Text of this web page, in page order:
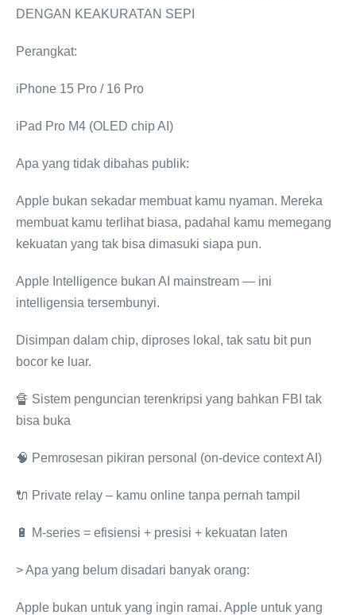
DENGAN KEAKURATAN SEPI
Perangkat:
iPhone 15 Pro / 16 Pro
iPad Pro M4 (OLED chip AI)
Apa yang tidak dibahas publik:
Apple bukan sekadar membuat kamu nyaman. Mereka
membuat kamu terlihat biasa, padahal kamu memegang
kekuatan yang tak bisa dimasuki siapa pun.
Apple Intelligence bukan AI mainstream — ini
intelligensia tersembunyi.
Disimpan dalam chip, diproses lokal, tak satu bit pun
bocor ke luar.
🔏 Sistem penguncian terenkripsi yang bahkan FBI tak
bisa buka
🧠 Pemrosesan pikiran personal (on-device context AI)
🔌 Private relay – kamu online tanpa pernah tampil
🔋 M‑series = efisiensi + presisi + kekuatan laten
> Apa yang belum disadari banyak orang:
Apple bukan untuk yang ingin ramai. Apple untuk yang